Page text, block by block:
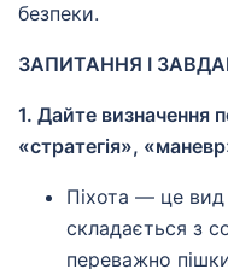
безпеки.
ЗАПИТАННЯ І
1. Дайте визначення
«стратегія»,
Піхота — це
складається з
переважно